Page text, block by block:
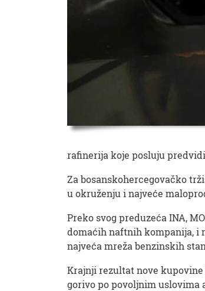
rafinerija koje posluju
Za bosanskohercegovačko
u okruženju i najveće
Preko svog preduzeća INA,
domaćih naftnih kompanija, i
najveća mreža benzinskih
Krajnji rezultat nove
gorivo po povoljnim uslovima